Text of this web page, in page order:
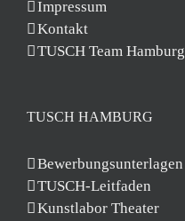
Impressum
Kontakt
TUSCH Team Hamburg
TUSCH HAMBURG
Bewerbungsunterlagen
TUSCH-Leitfaden
Kunstlabor Theater